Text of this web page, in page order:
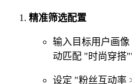
精准筛选配置
输入目标用户画像
动匹配 "时尚穿搭
设定 "粉丝互动率